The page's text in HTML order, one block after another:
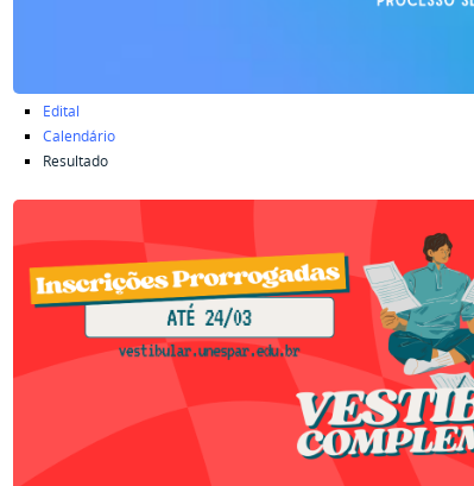
Edital
Calendário
Resultado